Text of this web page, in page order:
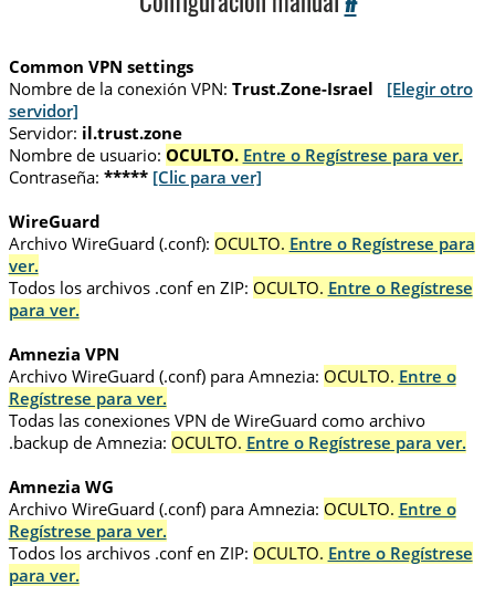
Common VPN settings
Nombre de la conexión VPN: Trust.Zone-Israel
[Elegir otro
servidor]
Servidor: il.trust.zone
Nombre de usuario: OCULTO. Entre o Regístrese para ver.
Contraseña: ***** [Clic para ver]
WireGuard
Archivo WireGuard (.conf): OCULTO. Entre o Regístrese para
ver.
Todos los archivos .conf en ZIP: OCULTO. Entre o Regístrese
para ver.
Amnezia VPN
Archivo WireGuard (.conf) para Amnezia: OCULTO. Entre o
Regístrese para ver.
Todas las conexiones VPN de WireGuard como archivo
.backup de Amnezia: OCULTO. Entre o Regístrese para ver.
Amnezia WG
Archivo WireGuard (.conf) para Amnezia: OCULTO. Entre o
Regístrese para ver.
Todos los archivos .conf en ZIP: OCULTO. Entre o Regístrese
para ver.